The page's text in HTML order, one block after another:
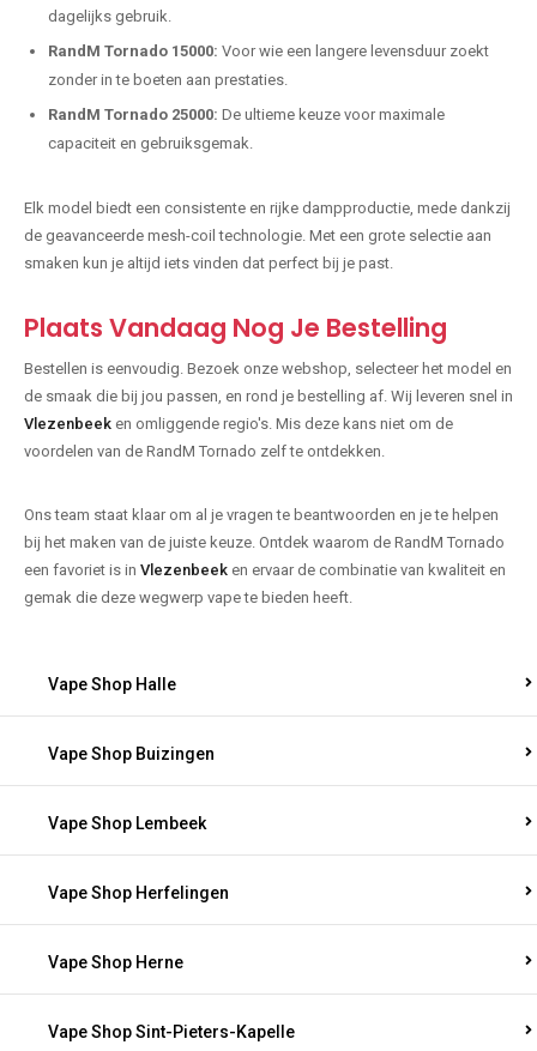
dagelijks gebruik.
RandM Tornado 15000: Voor wie een langere levensduur zoekt
zonder in te boeten aan prestaties.
RandM Tornado 25000: De ultieme keuze voor maximale
capaciteit en gebruiksgemak.
Elk model biedt een consistente en rijke dampproductie, mede dankzij
de geavanceerde mesh-coil technologie. Met een grote selectie aan
smaken kun je altijd iets vinden dat perfect bij je past.
Plaats Vandaag Nog Je Bestelling
Bestellen is eenvoudig. Bezoek onze webshop, selecteer het model en
de smaak die bij jou passen, en rond je bestelling af. Wij leveren snel in
Vlezenbeek en omliggende regio's. Mis deze kans niet om de
voordelen van de RandM Tornado zelf te ontdekken.
Ons team staat klaar om al je vragen te beantwoorden en je te helpen
bij het maken van de juiste keuze. Ontdek waarom de RandM Tornado
een favoriet is in Vlezenbeek en ervaar de combinatie van kwaliteit en
gemak die deze wegwerp vape te bieden heeft.
Vape Shop Halle
Vape Shop Buizingen
Vape Shop Lembeek
Vape Shop Herfelingen
Vape Shop Herne
Vape Shop Sint-Pieters-Kapelle